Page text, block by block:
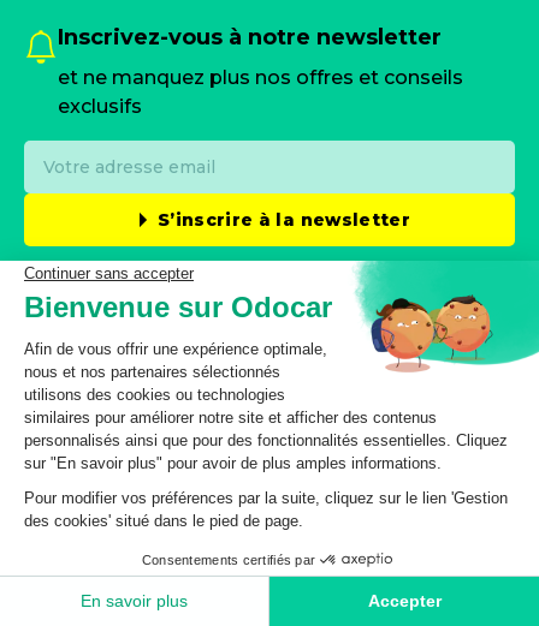
Inscrivez-vous à notre newsletter
et ne manquez plus nos offres et conseils
exclusifs
S’inscrire à la newsletter
En inscrivant votre email, vous consentez à recevoir les
offres spéciales et communications d’odocar par email.
Vous pouvez vous désabonner à tout moment. Veuillez
consulter notre Politique de protection des données
personnelles